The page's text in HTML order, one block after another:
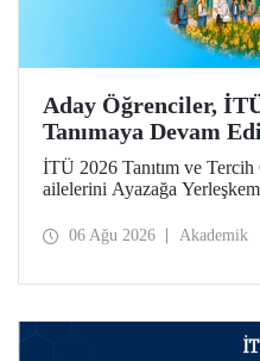
Aday Öğrenciler,
Tanımaya Devam
İTÜ 2026 Tanıtım ve
ailelerini Ayazağa
ilgili fakülte ve birimler
06 Ağu 2026 Akademik